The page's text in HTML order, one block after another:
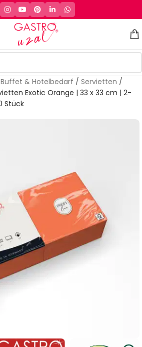
& Hotelbedarf / Servietten /
Exotic Orange | 33 x 33 cm | 2-
Stück